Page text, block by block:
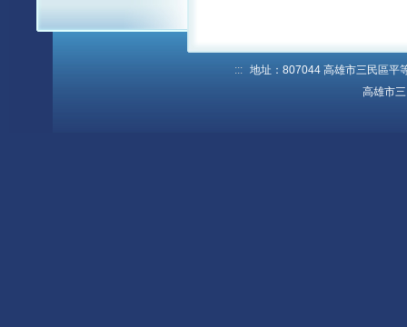
:::
地址：807044 高雄市三民區
高雄市